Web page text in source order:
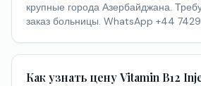
крупные города Азербайджана.
заказ больницы. WhatsApp +44
Как узнать цену Vitamin B12